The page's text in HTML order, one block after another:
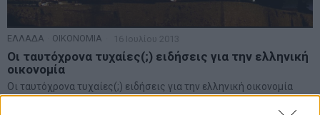
ΕΛΛΑΔΑ ΟΙΚΟΝΟΜΙΑ 16 Ιουλίου 2013
Οι ταυτόχρονα τυχαίες(;) ειδήσεις για την ελληνική
οικονομία
Οι ταυτόχρονα τυχαίες(;) ειδήσεις για την ελληνική οικονομία